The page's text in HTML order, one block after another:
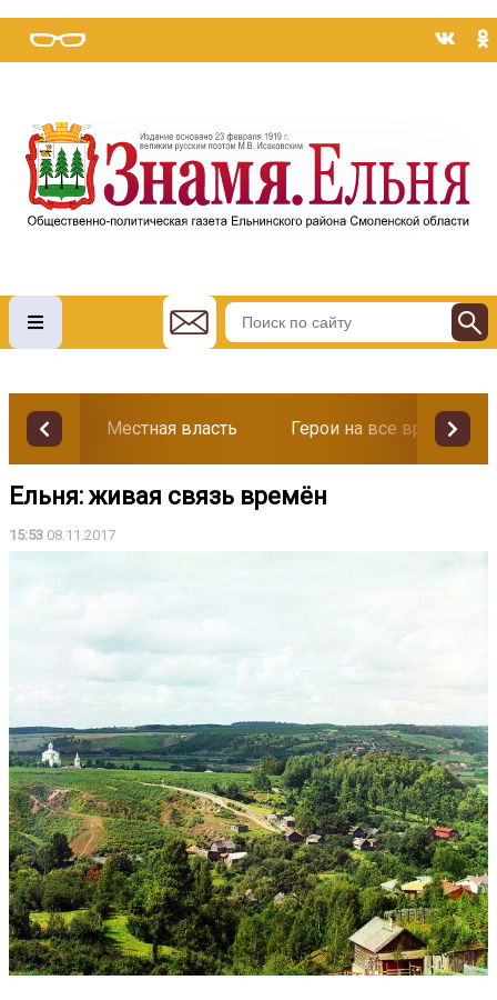
Местная власть Герои на все времена
Ельня: живая связь времён
15:53 08.11.2017